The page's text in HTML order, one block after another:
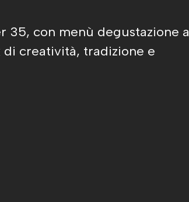
35, con menù degustazione a
creatività, tradizione e